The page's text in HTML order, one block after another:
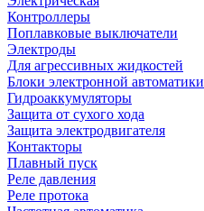
Контроллеры
Поплавковые выключатели
Электроды
Для агрессивных жидкостей
Блоки электронной автоматики
Гидроаккумуляторы
Защита от сухого хода
Защита электродвигателя
Контакторы
Плавный пуск
Реле давления
Реле протока